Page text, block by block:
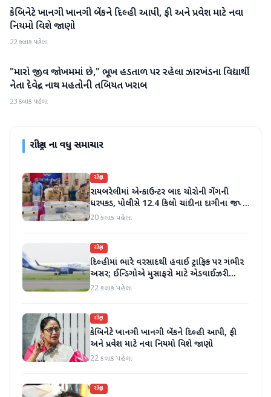
રાષ્ટ્રીય
કેબિનેટે ખાનગી ખાનગી બેંકને દિલ્હી આપી, ફી અને પ્રવેશ માટે નવા
નિયમો વિશે જાણો
22 કલાક પહેલા
રાષ્ટ્રીય
"મારો જીવ જોખમમાં છે," ભૂખ હડતાળ પર રહેલા ઝારખંડના વિદ્યાર્થી
નેતા દેવેન્દ્ર નાથ મહતોની તબિયત ખરાબ
23 કલાક પહેલા
રાષ્ટ્રીયના વધુ સમાચાર
રાષ્ટ્રીય
રાયબરેલીમાં એન્કાઉન્ટર બાદ ચોરોની ગેંગની
ધરપકડ, પોલીસે 12.4 કિલો ચાંદીના દાગીના જપ્ત
કર્યા
20 કલાક પહેલા
રાષ્ટ્રીય
દિલ્હીમાં ભારે વરસાદથી હવાઈ ટ્રાફિક પર ગંભીર
અસર; ઈન્ડિગોએ મુસાફરો માટે એડવાઈઝરી
જાહેર કરી
22 કલાક પહેલા
રાષ્ટ્રીય
કેબિનેટે ખાનગી ખાનગી બેંકને દિલ્હી આપી, ફી
અને પ્રવેશ માટે નવા નિયમો વિશે જાણો
22 કલાક પહેલા
રાષ્ટ્રીય